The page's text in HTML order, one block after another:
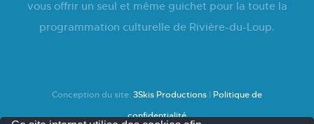
vous offrir un seul et même guichet pour la toute la
programmation culturelle de Rivière-du-Loup.
Conception du site: 3Skis Productions | Politique de
confidentialité